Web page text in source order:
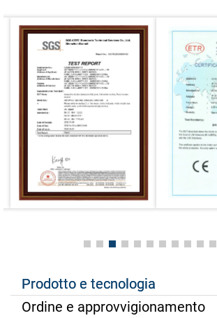
Prodotto e tecnologia
Ordine e approvvigionamento